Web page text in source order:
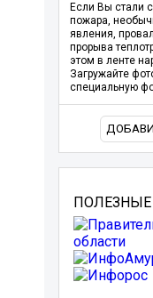
Если Вы стали
пожара,
явления,
прорыва
этом в ленте
Загружайте
специальную